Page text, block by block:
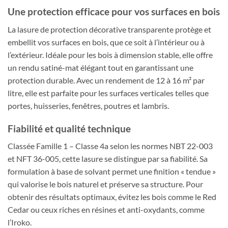
Une protection efficace pour vos surfaces en bois
La lasure de protection décorative transparente protège et
embellit vos surfaces en bois, que ce soit à l’intérieur ou à
l’extérieur. Idéale pour les bois à dimension stable, elle offre
un rendu satiné-mat élégant tout en garantissant une
protection durable. Avec un rendement de 12 à 16 m² par
litre, elle est parfaite pour les surfaces verticales telles que
portes, huisseries, fenêtres, poutres et lambris.
Fiabilité et qualité technique
Classée Famille 1 – Classe 4a selon les normes NBT 22-003
et NFT 36-005, cette lasure se distingue par sa fiabilité. Sa
formulation à base de solvant permet une finition « tendue »
qui valorise le bois naturel et préserve sa structure. Pour
obtenir des résultats optimaux, évitez les bois comme le Red
Cedar ou ceux riches en résines et anti-oxydants, comme
l’Iroko.